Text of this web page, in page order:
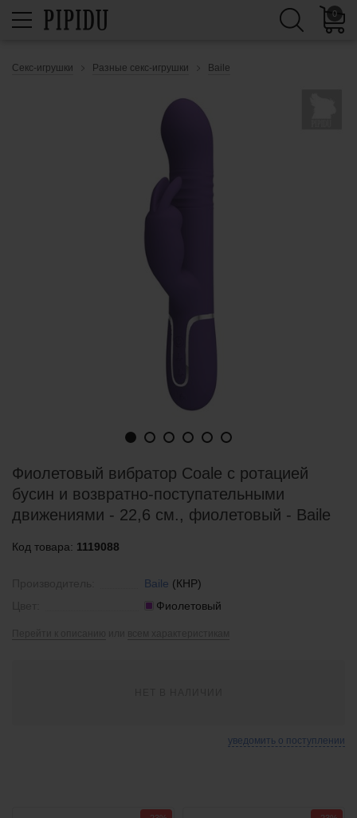
0
Секс-игрушки Разные секс-игрушки Baile
Фиолетовый вибратор Coale с ротацией
бусин и возвратно-поступательными
движениями - 22,6 см., фиолетовый - Baile
Код товара: 1119088
Baile (КНР)
Фиолетовый
уведомить о поступлении